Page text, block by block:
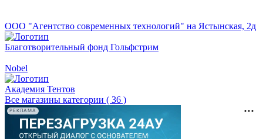
ООО "Агентство современных технологий" на Ястынская, 2д
Благотворительный фонд Гольфстрим
Nobel
Академия Тентов
Все магазины категории ( 36 )
РЕКЛАМА